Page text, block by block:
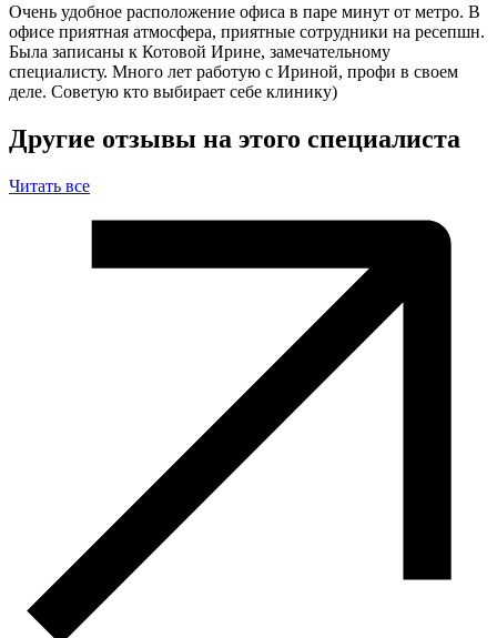
Очень удобное расположение офиса в паре минут от метро. В
офисе приятная атмосфера, приятные сотрудники на ресепшн.
Была записаны к Котовой Ирине, замечательному
специалисту. Много лет работую с Ириной, профи в своем
деле. Советую кто выбирает себе клинику)
Другие отзывы на этого специалиста
Читать все